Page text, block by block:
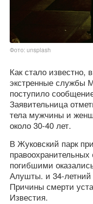
Фото: unsplash
Как стало известно,
экстренные службы
поступило
Заявительница
тела мужчины и
около 30-40 лет.
В Жуковский парк
погибшими
Алушты. и 34-летний
Причины смерти
Известия.